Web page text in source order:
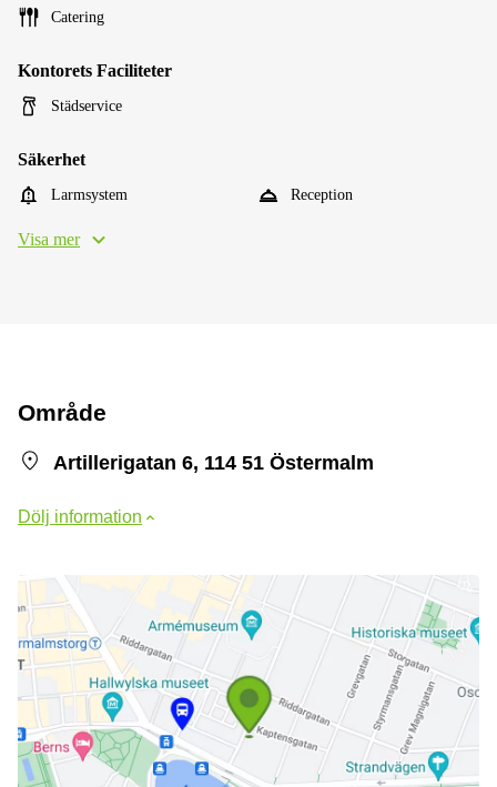
Catering
Kontorets Faciliteter
Städservice
Säkerhet
Larmsystem Reception
Visa mer
Område
Artillerigatan 6, 114 51 Östermalm
Dölj information